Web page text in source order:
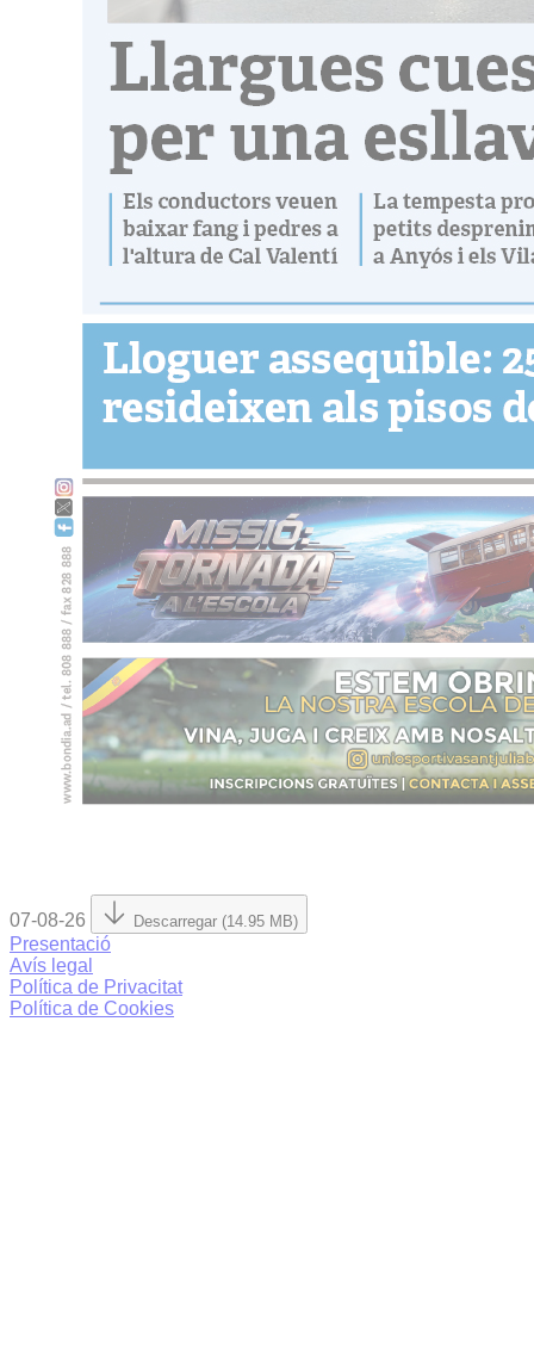
07-08-26 Descarregar (14.95 MB)
Presentació
Avís legal
Política de Privacitat
Política de Cookies